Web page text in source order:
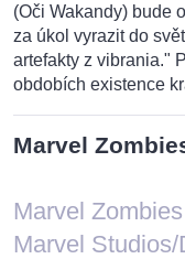
(Oči Wakandy) bude
za úkol vyrazit do
artefakty z vibrania."
obdobích existence
Marvel
Marvel
Marvel